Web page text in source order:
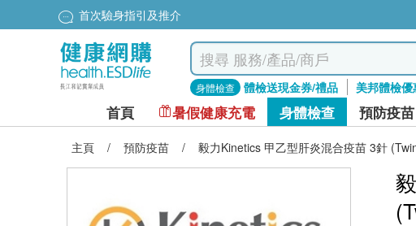
首次驗身指引及推介
身體檢查 體檢送現金券/禮品 美邦體檢優
首頁 暑假健康充電 身體檢查 預防疫苗
主頁 / 預防疫苗 / 毅力Kinetics 甲乙型肝炎混合疫苗 3針